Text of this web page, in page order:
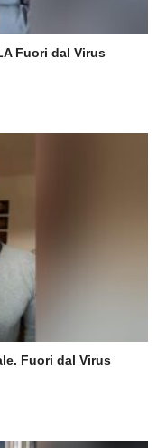
Fuori dal Virus
Fuori dal Virus